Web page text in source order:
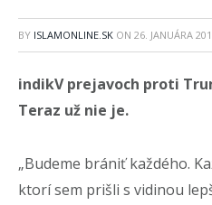
BY ISLAMONLINE.SK ON 26. JANUÁRA
indikV prejavoch proti
Teraz už nie je.
„Budeme brániť každého.
ktorí sem prišli s vidinou